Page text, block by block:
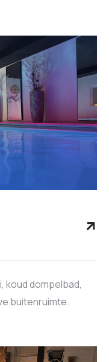
koud dompelbad,
buitenruimte.